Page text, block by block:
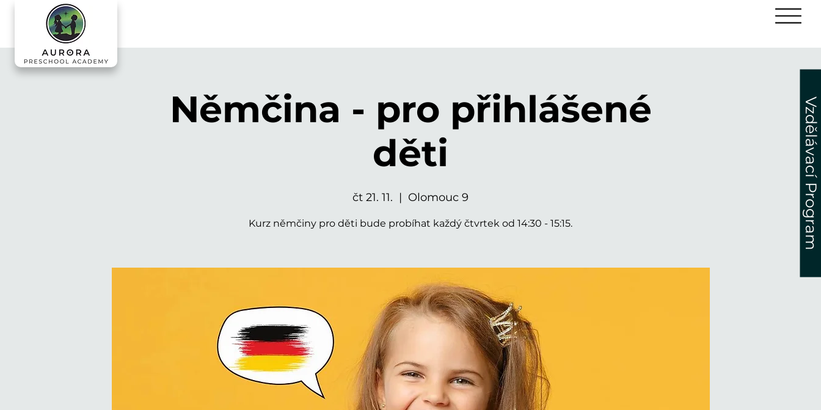
Vzdělávací Program
Němčina - pro přihlášené
děti
čt 21. 11.
  |
Olomouc 9
Kurz němčiny pro děti bude probíhat každý čtvrtek od 14:30 - 15:15.